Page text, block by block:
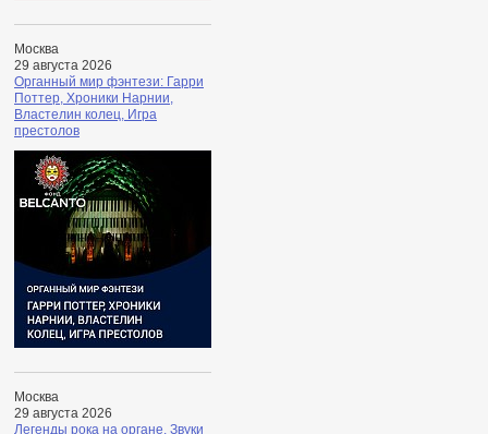
Москва
29 августа 2026
Органный мир фэнтези: Гарри
Поттер, Хроники Нарнии,
Властелин колец, Игра
престолов
Москва
29 августа 2026
Легенды рока на органе. Звуки